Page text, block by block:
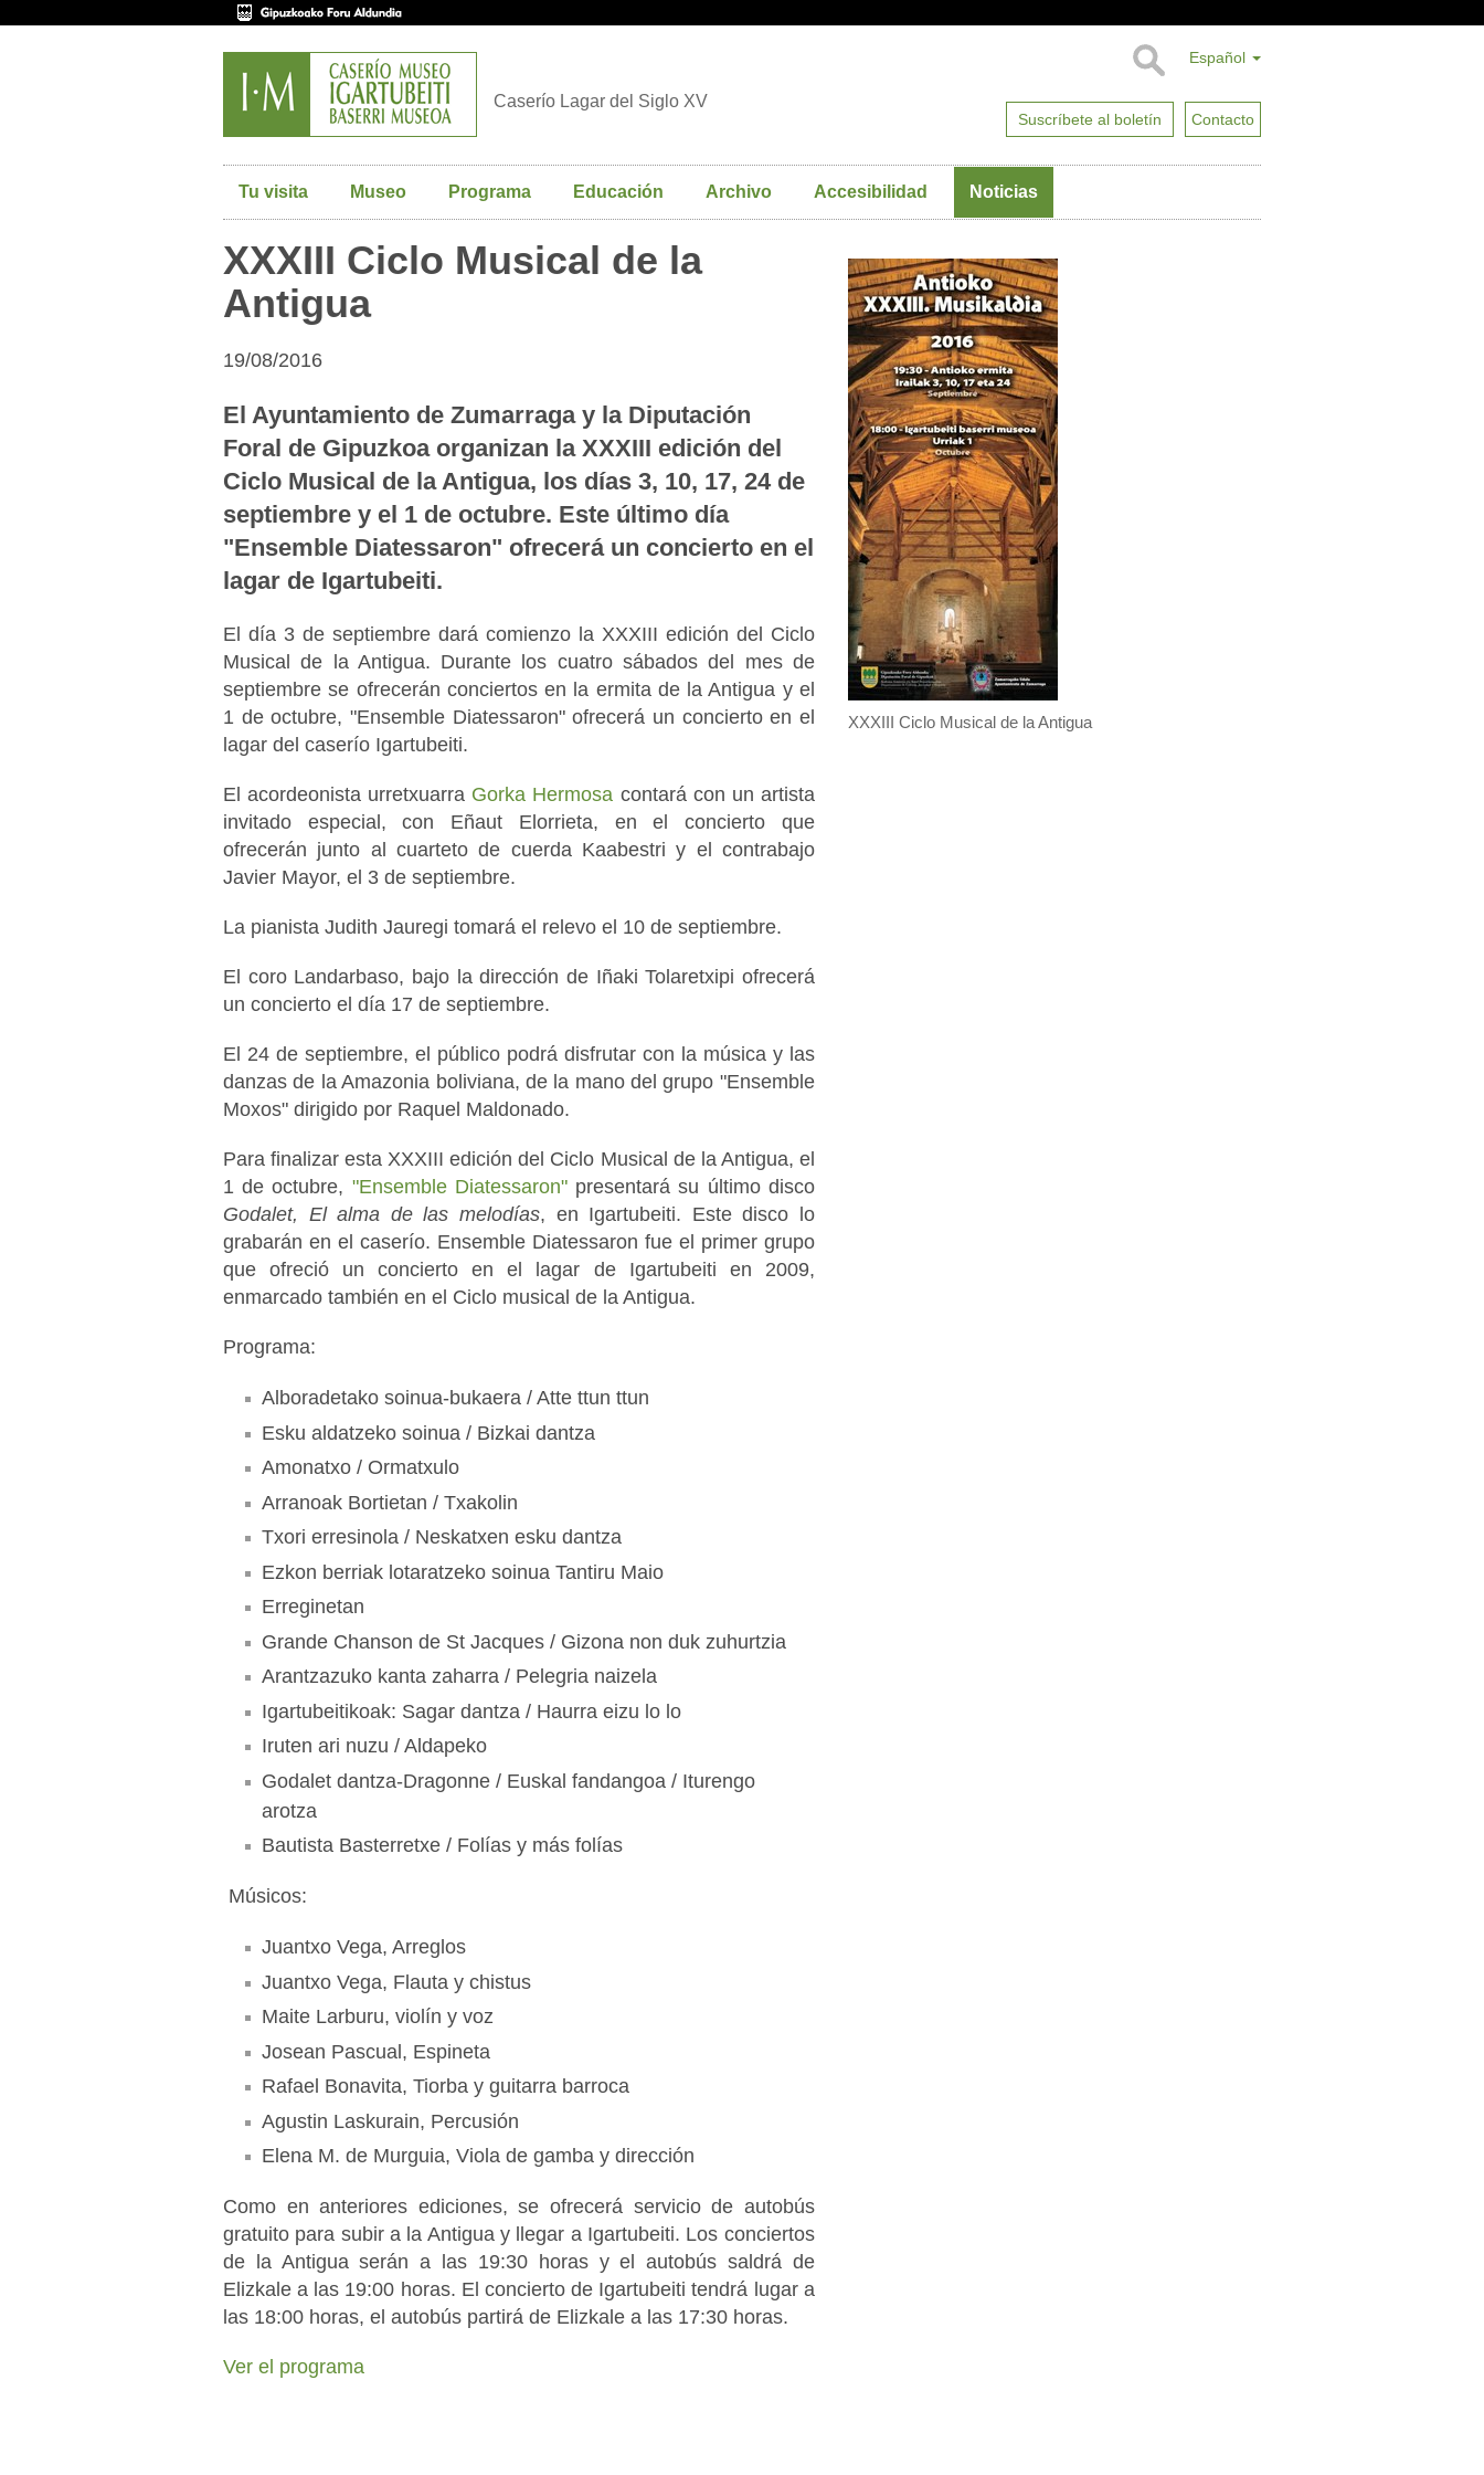
Español
Suscríbete al boletín Contacto
Caserío Lagar del Siglo XV
Tu visita Museo Programa Educación Archivo Accesibilidad Noticias
XXXIII Ciclo Musical de la
Antigua
19/08/2016
El Ayuntamiento de Zumarraga y la Diputación
Foral de Gipuzkoa organizan la XXXIII edición del
Ciclo Musical de la Antigua, los días 3, 10, 17, 24 de
septiembre y el 1 de octubre. Este último día
"Ensemble Diatessaron" ofrecerá un concierto en el
lagar de Igartubeiti.
El día 3 de septiembre dará comienzo la XXXIII edición del Ciclo
Musical de la Antigua. Durante los cuatro sábados del mes de
septiembre se ofrecerán conciertos en la ermita de la Antigua y el
1 de octubre, "Ensemble Diatessaron" ofrecerá un concierto en el
lagar del caserío Igartubeiti.
El acordeonista urretxuarra Gorka Hermosa contará con un artista
invitado especial, con Eñaut Elorrieta, en el concierto que
ofrecerán junto al cuarteto de cuerda Kaabestri y el contrabajo
Javier Mayor, el 3 de septiembre.
La pianista Judith Jauregi tomará el relevo el 10 de septiembre.
El coro Landarbaso, bajo la dirección de Iñaki Tolaretxipi ofrecerá
un concierto el día 17 de septiembre.
El 24 de septiembre, el público podrá disfrutar con la música y las
danzas de la Amazonia boliviana, de la mano del grupo "Ensemble
Moxos" dirigido por Raquel Maldonado.
Para finalizar esta XXXIII edición del Ciclo Musical de la Antigua, el
1 de octubre, "Ensemble Diatessaron" presentará su último disco
Godalet, El alma de las melodías, en Igartubeiti. Este disco lo
grabarán en el caserío. Ensemble Diatessaron fue el primer grupo
que ofreció un concierto en el lagar de Igartubeiti en 2009,
enmarcado también en el Ciclo musical de la Antigua.
Programa:
Alboradetako soinua-bukaera / Atte ttun ttun
Esku aldatzeko soinua / Bizkai dantza
Amonatxo / Ormatxulo
Arranoak Bortietan / Txakolin
Txori erresinola / Neskatxen esku dantza
Ezkon berriak lotaratzeko soinua Tantiru Maio
Erreginetan
Grande Chanson de St Jacques / Gizona non duk zuhurtzia
Arantzazuko kanta zaharra / Pelegria naizela
Igartubeitikoak: Sagar dantza / Haurra eizu lo lo
Iruten ari nuzu / Aldapeko
Godalet dantza-Dragonne / Euskal fandangoa / Iturengo
arotza
Bautista Basterretxe / Folías y más folías
Músicos:
Juantxo Vega, Arreglos
Juantxo Vega, Flauta y chistus
Maite Larburu, violín y voz
Josean Pascual, Espineta
Rafael Bonavita, Tiorba y guitarra barroca
Agustin Laskurain, Percusión
Elena M. de Murguia, Viola de gamba y dirección
Como en anteriores ediciones, se ofrecerá servicio de autobús
gratuito para subir a la Antigua y llegar a Igartubeiti. Los conciertos
de la Antigua serán a las 19:30 horas y el autobús saldrá de
Elizkale a las 19:00 horas. El concierto de Igartubeiti tendrá lugar a
las 18:00 horas, el autobús partirá de Elizkale a las 17:30 horas.
Ver el programa
XXXIII Ciclo Musical de la Antigua